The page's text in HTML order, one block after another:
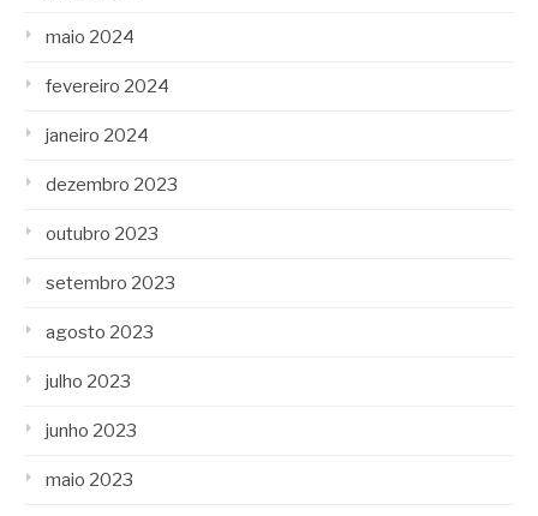
maio 2024
fevereiro 2024
janeiro 2024
dezembro 2023
outubro 2023
setembro 2023
agosto 2023
julho 2023
junho 2023
maio 2023